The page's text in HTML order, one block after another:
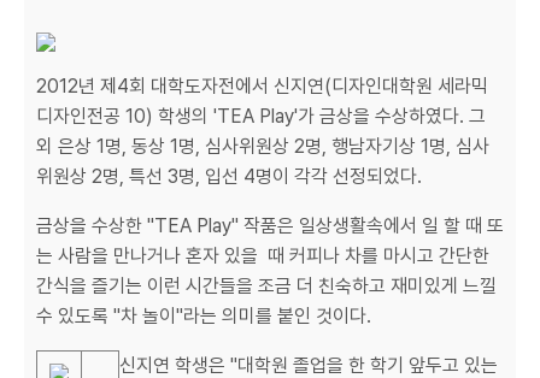
2012년 제4회 대학도자전에서 신지연(디자인대학원 세라믹
디자인전공 10) 학생의 'TEA Play'가 금상을 수상하였다. 그
외 은상 1명, 동상 1명, 심사위원상 2명, 행남자기상 1명, 심사
위원상 2명, 특선 3명, 입선 4명이 각각 선정되었다.
금상을 수상한 "TEA Play" 작품은 일상생활속에서 일 할 때 또
는 사람을 만나거나 혼자 있을 때 커피나 차를 마시고 간단한
간식을 즐기는 이런 시간들을 조금 더 친숙하고 재미있게 느낄
수 있도록 "차 놀이"라는 의미를 붙인 것이다.
신지연 학생은 "대학원 졸업을 한 학기 앞두고 있는